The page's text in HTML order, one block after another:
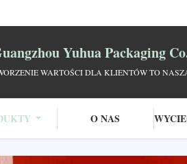
Yuhua Packaging
WARTOŚCI DLA KLIENTÓW TO
O NAS